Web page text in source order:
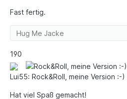
Fast fertig.
Hug Me Jacke
190
Lui55: Rock&Roll, meine Version :-)
Hat viel Spaß gemacht!